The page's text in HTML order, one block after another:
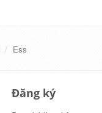
Ess
Đăng ký